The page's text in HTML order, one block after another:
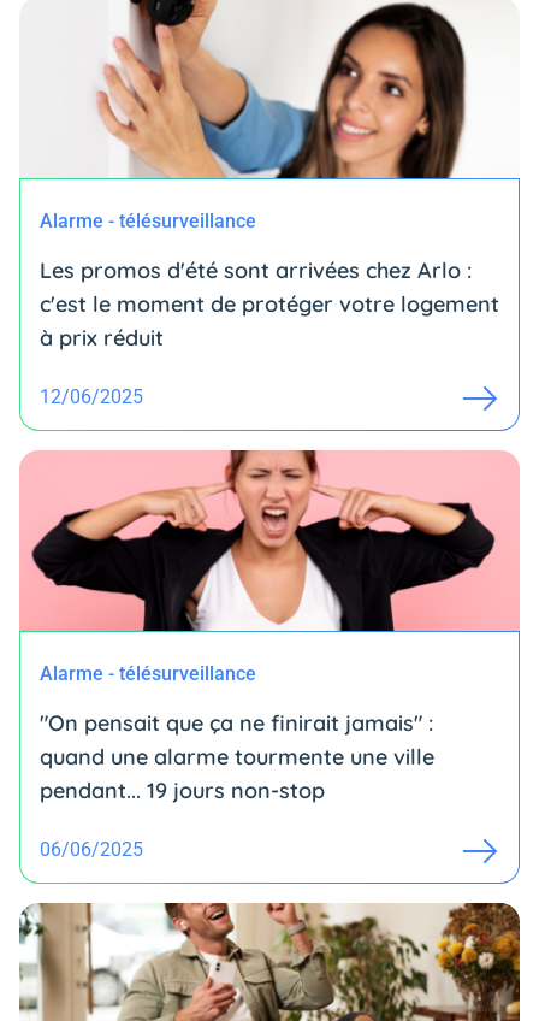
Alarme - télésurveillance
Les promos d'été sont arrivées chez Arlo :
c'est le moment de protéger votre logement
à prix réduit
12/06/2025
Alarme - télésurveillance
"On pensait que ça ne finirait jamais" :
quand une alarme tourmente une ville
pendant... 19 jours non-stop
06/06/2025